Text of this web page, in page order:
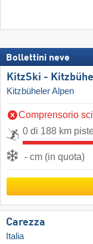
Bollettini neve
KitzSki -
Kitzbüheler Alpen
Comprensorio
0 di 188 km
- cm (in quota)
Carezza
Italia